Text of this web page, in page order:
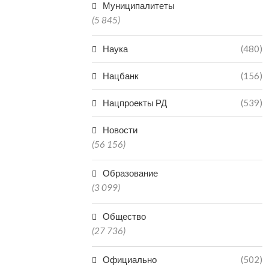
Муниципалитеты
(5 845)
Наука (480)
Нацбанк (156)
Нацпроекты РД (539)
Новости
(56 156)
Образование
(3 099)
Общество
(27 736)
Официально (502)